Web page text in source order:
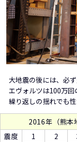
大地震の後には、必
エヴォルツは100万回
繰り返しの揺れでも
2016年（熊本
震度
1 2